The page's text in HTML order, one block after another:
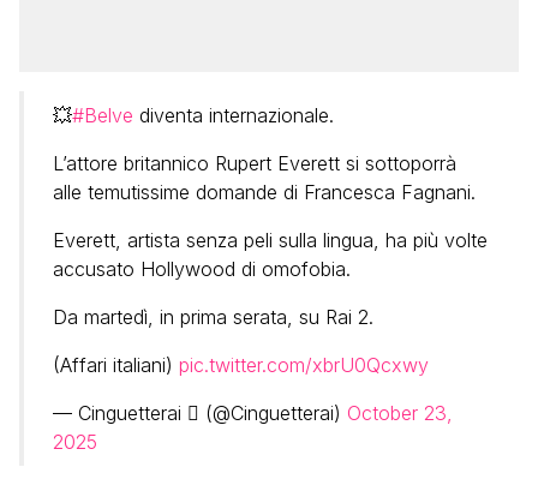
💥#Belve diventa internazionale.
L’attore britannico Rupert Everett si sottoporrà
alle temutissime domande di Francesca Fagnani.
Everett, artista senza peli sulla lingua, ha più volte
accusato Hollywood di omofobia.
Da martedì, in prima serata, su Rai 2.
(Affari italiani) pic.twitter.com/xbrU0Qcxwy
— Cinguetterai  (@Cinguetterai) October 23,
2025